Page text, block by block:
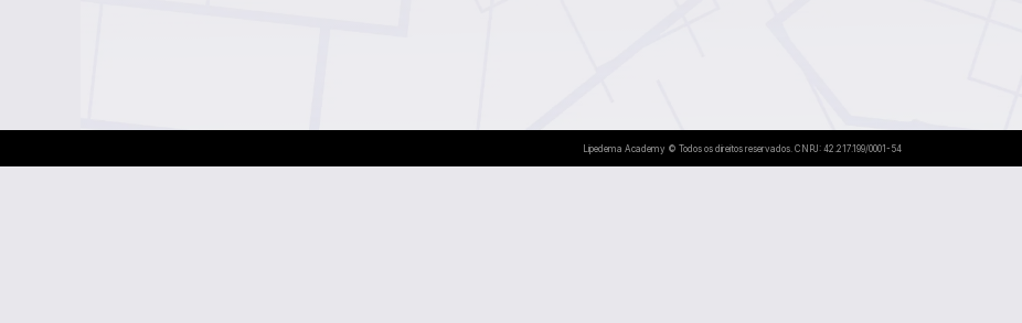
Lipedema Academy © Todos os direitos reservados. CNPJ: 42.217.199/0001-54